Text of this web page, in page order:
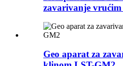
zavarivanje
Geo aparat za